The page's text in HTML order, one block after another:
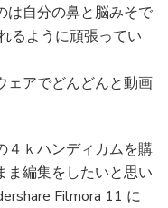
は自分の鼻と脳みそで
るように頑張ってい
ェアでどんどんと動画
４ｋハンディカムを購
ま編集をしたいと思い
Filmora 11 に